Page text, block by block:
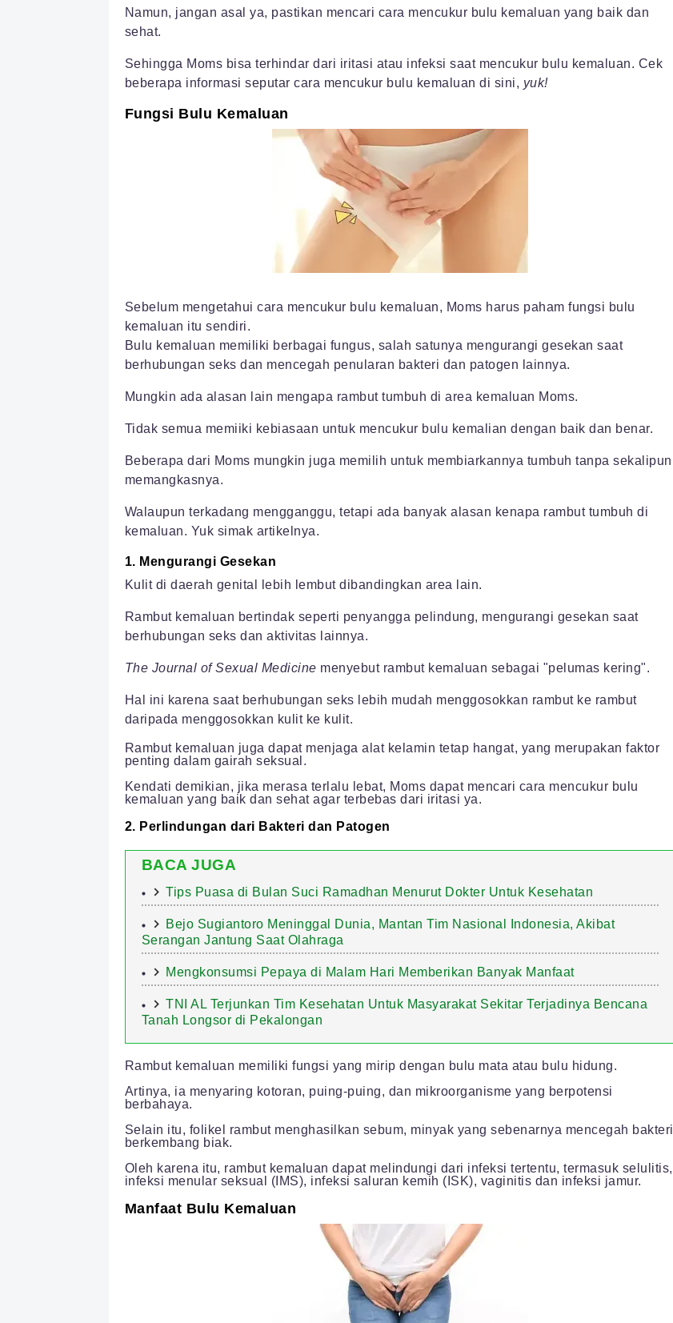
Namun, jangan asal ya, pastikan mencari cara mencukur bulu kemaluan yang baik dan
sehat.
Sehingga Moms bisa terhindar dari iritasi atau infeksi saat mencukur bulu kemaluan. Cek
beberapa informasi seputar cara mencukur bulu kemaluan di sini, yuk!
Fungsi Bulu Kemaluan
Sebelum mengetahui cara mencukur bulu kemaluan, Moms harus paham fungsi bulu
kemaluan itu sendiri.
Bulu kemaluan memiliki berbagai fungus, salah satunya mengurangi gesekan saat
berhubungan seks dan mencegah penularan bakteri dan patogen lainnya.
Mungkin ada alasan lain mengapa rambut tumbuh di area kemaluan Moms.
Tidak semua memiiki kebiasaan untuk mencukur bulu kemalian dengan baik dan benar.
Beberapa dari Moms mungkin juga memilih untuk membiarkannya tumbuh tanpa sekalipun
memangkasnya.
Walaupun terkadang mengganggu, tetapi ada banyak alasan kenapa rambut tumbuh di
kemaluan. Yuk simak artikelnya.
1. Mengurangi Gesekan
Kulit di daerah genital lebih lembut dibandingkan area lain.
Rambut kemaluan bertindak seperti penyangga pelindung, mengurangi gesekan saat
berhubungan seks dan aktivitas lainnya.
The Journal of Sexual Medicine menyebut rambut kemaluan sebagai "pelumas kering".
Hal ini karena saat berhubungan seks lebih mudah menggosokkan rambut ke rambut
daripada menggosokkan kulit ke kulit.
Rambut kemaluan juga dapat menjaga alat kelamin tetap hangat, yang merupakan faktor
penting dalam gairah seksual.
Kendati demikian, jika merasa terlalu lebat, Moms dapat mencari cara mencukur bulu
kemaluan yang baik dan sehat agar terbebas dari iritasi ya.
2. Perlindungan dari Bakteri dan Patogen
BACA JUGA
Tips Puasa di Bulan Suci Ramadhan Menurut Dokter Untuk Kesehatan
Bejo Sugiantoro Meninggal Dunia, Mantan Tim Nasional Indonesia, Akibat
Serangan Jantung Saat Olahraga
Mengkonsumsi Pepaya di Malam Hari Memberikan Banyak Manfaat
TNI AL Terjunkan Tim Kesehatan Untuk Masyarakat Sekitar Terjadinya Bencana
Tanah Longsor di Pekalongan
Rambut kemaluan memiliki fungsi yang mirip dengan bulu mata atau bulu hidung.
Artinya, ia menyaring kotoran, puing-puing, dan mikroorganisme yang berpotensi
berbahaya.
Selain itu, folikel rambut menghasilkan sebum, minyak yang sebenarnya mencegah bakteri
berkembang biak.
Oleh karena itu, rambut kemaluan dapat melindungi dari infeksi tertentu, termasuk selulitis,
infeksi menular seksual (IMS), infeksi saluran kemih (ISK), vaginitis dan infeksi jamur.
Manfaat Bulu Kemaluan